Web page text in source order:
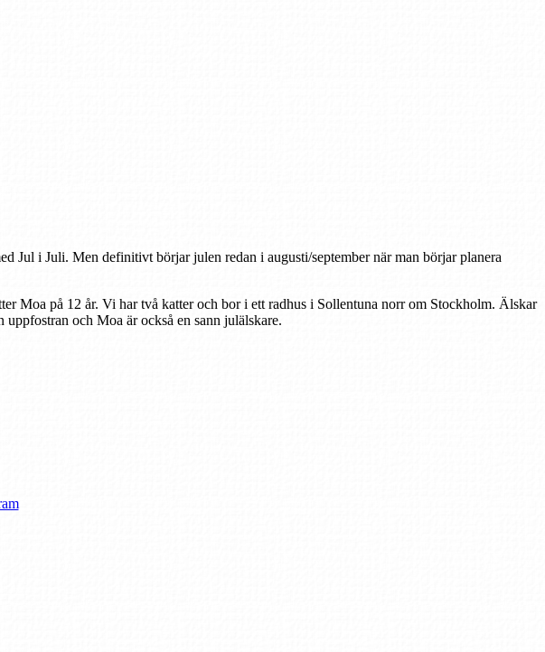
Jul i Juli. Men definitivt börjar julen redan i augusti/september när man börjar planera
Moa på 12 år. Vi har två katter och bor i ett radhus i Sollentuna norr om Stockholm. Älskar
och Moa är också en sann julälskare.